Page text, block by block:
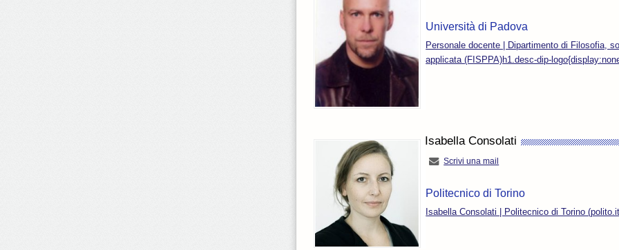
Università di Padova
Personale docente | Dipartimento di Filosofia,
applicata (FISPPA)h1.desc-dip-
Isabella Consolati
Scrivi una mail
Politecnico di Torino
Isabella Consolati | Politecnico di Torino